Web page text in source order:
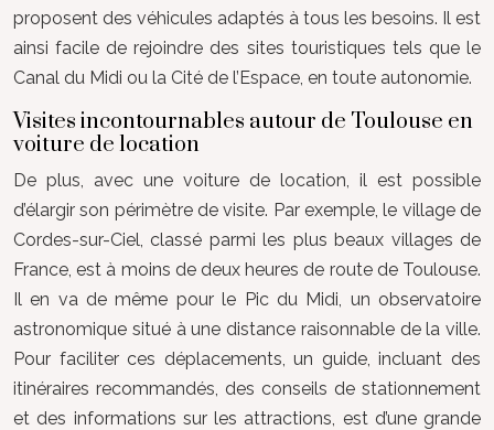
proposent des véhicules adaptés à tous les besoins. Il est
ainsi facile de rejoindre des sites touristiques tels que le
Canal du Midi ou la Cité de l’Espace, en toute autonomie.
Visites incontournables autour de Toulouse en
voiture de location
De plus, avec une voiture de location, il est possible
d’élargir son périmètre de visite. Par exemple, le village de
Cordes-sur-Ciel, classé parmi les plus beaux villages de
France, est à moins de deux heures de route de Toulouse.
Il en va de même pour le Pic du Midi, un observatoire
astronomique situé à une distance raisonnable de la ville.
Pour faciliter ces déplacements, un guide, incluant des
itinéraires recommandés, des conseils de stationnement
et des informations sur les attractions, est d’une grande